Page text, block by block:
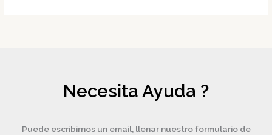
Necesita Ayuda ?
Puede escribirnos un email, llenar nuestro formulario de